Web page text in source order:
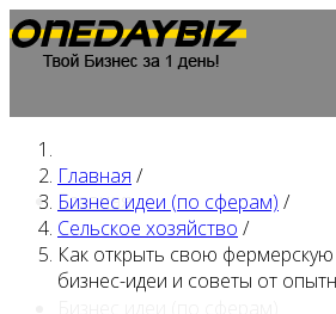
Главная
Главная /
Бизнес идеи (по сферам) /
Сельское хозяйство /
Как открыть свою
бизнес-идеи и советы от